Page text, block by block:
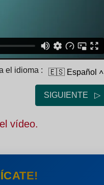
el idioma : 🇪🇸 Español ˄
SIGUIENTE ▷
vídeo.